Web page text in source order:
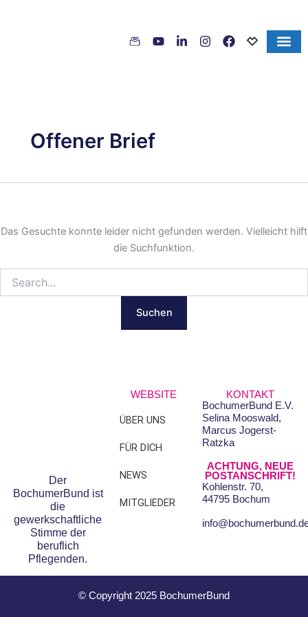
Offener Brief
Das Gesuchte konnte leider nicht gefunden werden. Vielleicht hilft
die Suchfunktion.
Der
BochumerBund ist
die
gewerkschaftliche
Stimme der
beruflich
Pflegenden.
WEBSITE
ÜBER UNS
FÜR DICH
NEWS
MITGLIEDER
FAQS
DATENSCHUTZ
IMPRESSUM
KONTAKT
BochumerBund E.V.
Selina Mooswald,
Marcus Jogerst-
Ratzka
ACHTUNG, NEUE
POSTANSCHRIFT!
Kohlenstr. 70,
44795 Bochum
© Copyright 2025 BochumerBund